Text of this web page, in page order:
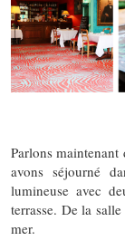
Parlons
avons séjourné
lumineuse avec
terrasse. De la
mer.